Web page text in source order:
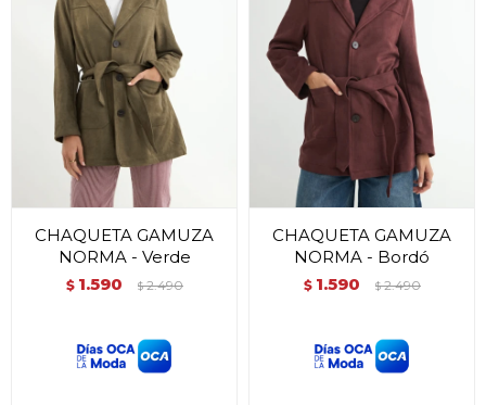
CHAQUETA GAMUZA
NORMA - Verde
$ 1.590 $ 2.490
CHAQUETA GAMUZA
NORMA - Bordó
$ 1.590 $ 2.490